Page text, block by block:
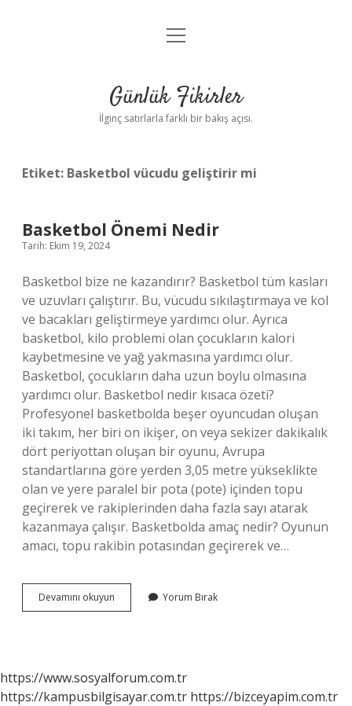
Anasayfa
Yasal Uyarı
menüyü
Günlük Fikirler
İlginç satırlarla farklı bir bakış açısı.
Etiket: Basketbol vücudu geliştirir mi
Basketbol Önemi Nedir
Tarih: Ekim 19, 2024
Basketbol bize ne kazandırır? Basketbol tüm kasları
ve uzuvları çalıştırır. Bu, vücudu sıkılaştırmaya ve kol
ve bacakları geliştirmeye yardımcı olur. Ayrıca
basketbol, ​​kilo problemi olan çocukların kalori
kaybetmesine ve yağ yakmasına yardımcı olur.
Basketbol, ​​çocukların daha uzun boylu olmasına
yardımcı olur. Basketbol nedir kısaca özeti?
Profesyonel basketbolda beşer oyuncudan oluşan
iki takım, her biri on ikişer, on veya sekizer dakikalık
dört periyottan oluşan bir oyunu, Avrupa
standartlarına göre yerden 3,05 metre yükseklikte
olan ve yere paralel bir pota (pote) içinden topu
geçirerek ve rakiplerinden daha fazla sayı atarak
kazanmaya çalışır. Basketbolda amaç nedir? Oyunun
amacı, topu rakibin potasından geçirerek ve…
Devamını okuyun Basketbol
Önemi
Yorum Bırak
https://www.sosyalforum.com.tr
https://kampusbilgisayar.com.tr https://bizceyapim.com.tr